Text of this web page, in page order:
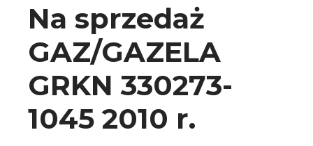
Na sprzedaż
GAZ/GAZELA
GRKN 330273-
1045 2010 r.